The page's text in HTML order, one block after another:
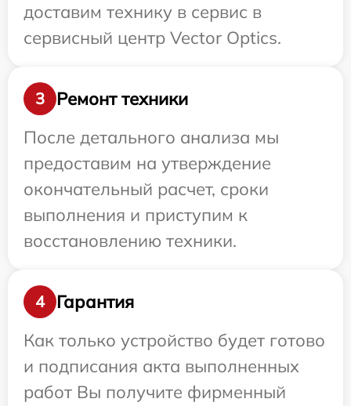
доставим технику в сервис в
сервисный центр Vector Optics.
3
Ремонт техники
После детального анализа мы
предоставим на утверждение
окончательный расчет, сроки
выполнения и приступим к
восстановлению техники.
4
Гарантия
Как только устройство будет готово
и подписания акта выполненных
работ Вы получите фирменный